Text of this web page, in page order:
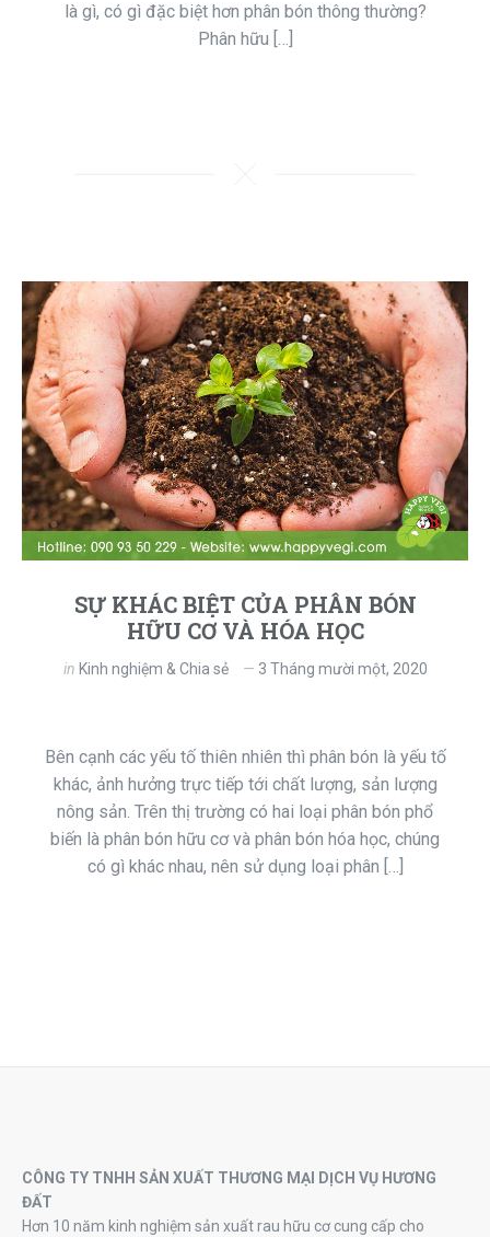
là gì, có gì đặc biệt hơn phân bón thông thường?
Phân hữu […]
SỰ KHÁC BIỆT CỦA PHÂN BÓN
HỮU CƠ VÀ HÓA HỌC
in Kinh nghiệm & Chia sẻ 3 Tháng mười một, 2020
Bên cạnh các yếu tố thiên nhiên thì phân bón là yếu tố
khác, ảnh hưởng trực tiếp tới chất lượng, sản lượng
nông sản. Trên thị trường có hai loại phân bón phổ
biến là phân bón hữu cơ và phân bón hóa học, chúng
có gì khác nhau, nên sử dụng loại phân […]
CÔNG TY TNHH SẢN XUẤT THƯƠNG MẠI DỊCH VỤ HƯƠNG
ĐẤT
Hơn 10 năm kinh nghiệm sản xuất rau hữu cơ cung cấp cho